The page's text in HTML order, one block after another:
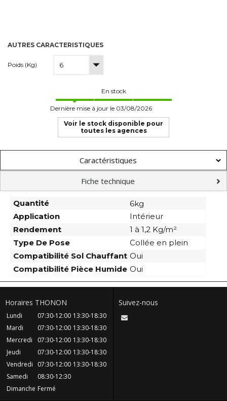
AUTRES CARACTERISTIQUES
Poids (Kg)
En stock
Dernière mise à jour le 03/08/2026
Voir le stock disponible pour
toutes les agences
Caractéristiques
Fiche technique
Quantité
6kg
Application
Intérieur
Rendement
1 à 1,2 Kg/m²
Type De Pose
Collée en plein
Compatibilité Sol Chauffant Oui
Compatibilité Pièce Humide Oui
Horaires THONON
Lundi 07:30-12:00 13:30-18:30
Mardi
07:30-12:00 13:30-18:30
Mercredi
07:30-12:00 13:30-18:30
Jeudi
07:30-12:00 13:30-18:30
Vendredi
07:30-12:00 13:30-18:30
Samedi
08:30-12:30
Dimanche Fermé
Suivez-nous